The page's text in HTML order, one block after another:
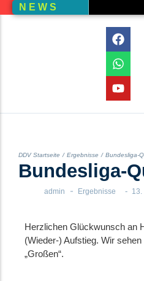
N E W S
Online-Wettbewerb
Auswertung aller Wettbewerbe
DDV Startseite / Ergebnisse / Bundesliga-
Bundesliga-
admin - Ergebnisse - 13.
Herzlichen Glückwunsch an
(Wieder-) Aufstieg. Wir
„Großen“.